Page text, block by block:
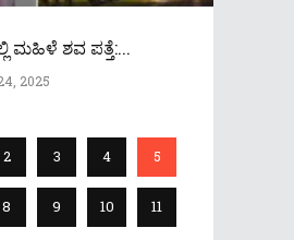
ಮಹಿಳೆ ಶವ ಪತ್ತೆ:...
2025
2 3 4 5
8 9 10 11